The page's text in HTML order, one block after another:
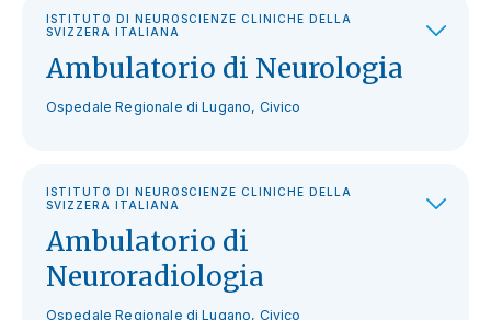
ISTITUTO DI NEUROSCIENZE CLINICHE DELLA
SVIZZERA ITALIANA
Ambulatorio di Neurologia
Ospedale Regionale di Lugano, Civico
ISTITUTO DI NEUROSCIENZE CLINICHE DELLA
SVIZZERA ITALIANA
Ambulatorio di
Neuroradiologia
Ospedale Regionale di Lugano, Civico